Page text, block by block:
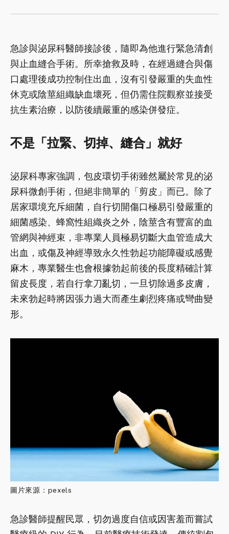
急診與泌尿科醫師接診後，隨即為他進行緊急清創
與止血縫合手術。所幸搶救及時，在經過縫合與傷
口處理後成功控制住出血，沒有引發嚴重的失血性
休克或陰莖組織缺血壞死，但仍需住院觀察並接受
抗生素治療，以防後續嚴重的感染併發症。
不是「拉緊、切掉、縫合」就好
泌尿科專家強調，包皮環切手術雖然屬於常見的泌
尿科微創手術，但絕非簡單的「剪皮」而已。除了
居家環境充斥細菌，自行切開傷口極易引發嚴重的
細菌感染、蜂窩性組織炎之外，陰莖含有豐富的血
管網與神經束，非專業人員極易切斷大血管造成大
出血，或傷及神經導致永久性勃起功能障礙或感覺
麻木，專業醫生也會根據勃起前後的長度精確計算
留皮長度，若自行拿刀亂切，一旦切除過多皮膚，
未來勃起時將因張力過大而產生劇烈疼痛或彎曲變
形。
圖片來源：pexels
急診醫師提醒民眾，切勿過度自信或因害羞而嘗試